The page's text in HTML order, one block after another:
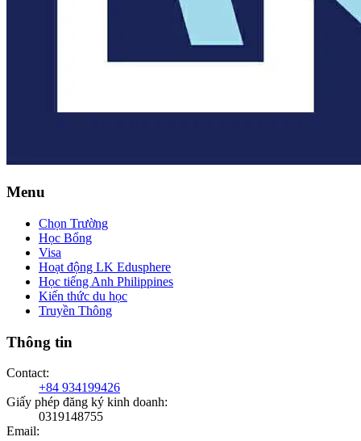
Menu
Chọn Trường
Học Bổng
Visa
Hoạt động LK Edusphere
Học tiếng Anh Philippines
Kiến thức du học
Truyền Thông
Thông tin
Contact:
+84 934199426
Giấy phép đăng ký kinh doanh:
0319148755
Email: